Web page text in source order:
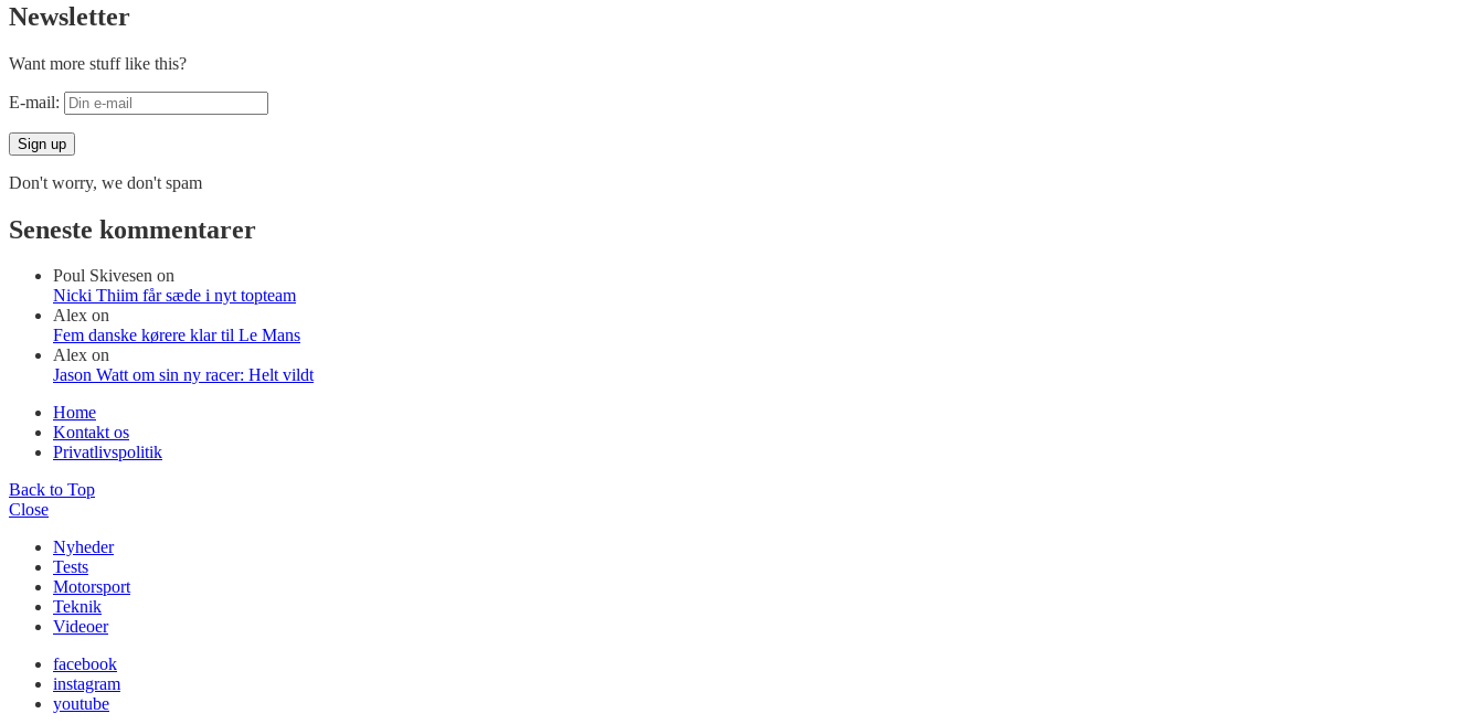
Newsletter
Want more stuff like this?
E-mail:
Don't worry, we don't spam
Seneste kommentarer
Poul Skivesen on
Nicki Thiim får sæde i nyt topteam
Alex on
Fem danske kørere klar til Le Mans
Alex on
Jason Watt om sin ny racer: Helt vildt
Home
Kontakt os
Privatlivspolitik
Back to Top
Close
Nyheder
Tests
Motorsport
Teknik
Videoer
facebook
instagram
youtube